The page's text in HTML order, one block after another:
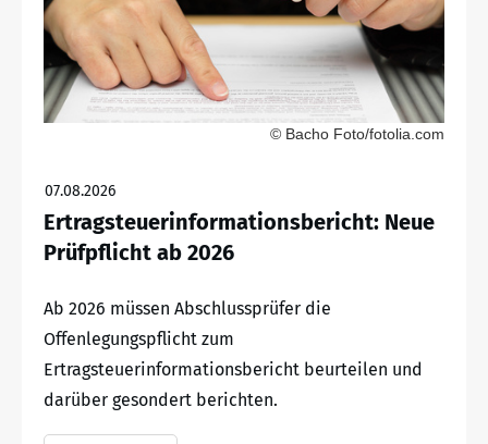
© Bacho Foto/fotolia.com
07.08.2026
Ertragsteuerinformationsbericht: Neue
Prüfpflicht ab 2026
Ab 2026 müssen Abschlussprüfer die
Offenlegungspflicht zum
Ertragsteuerinformationsbericht beurteilen und
darüber gesondert berichten.